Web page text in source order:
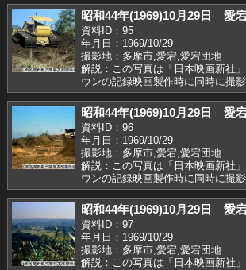
昭和44年(1969)10月29日 愛
資料ID：95
年月日：1969/10/29
撮影地：多摩市,愛宕,愛宕団地
解説：この写真は「日本映画新社
ウンの記録映画製作時に同時に撮
昭和44年(1969)10月29日 愛
資料ID：96
年月日：1969/10/29
撮影地：多摩市,愛宕,愛宕団地
解説：この写真は「日本映画新社
ウンの記録映画製作時に同時に撮影
昭和44年(1969)10月29日 愛
資料ID：97
年月日：1969/10/29
撮影地：多摩市,愛宕,愛宕団地
解説：この写真は「日本映画新社